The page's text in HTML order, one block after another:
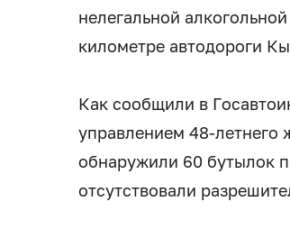
нелегальной
километре автодороги
Как сообщили в
управлением 48-
обнаружили 60 бутылок
отсутствовали